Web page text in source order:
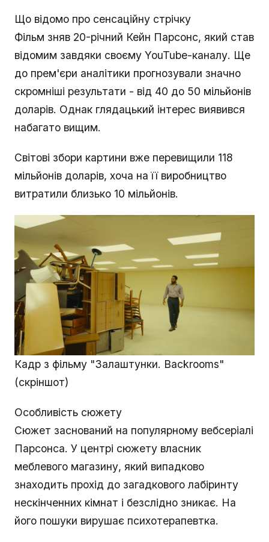
Що відомо про сенсаційну стрічку
Фільм зняв 20-річний Кейн Парсонс, який став
відомим завдяки своєму YouTube-каналу. Ще
до прем'єри аналітики прогнозували значно
скромніші результати - від 40 до 50 мільйонів
доларів. Однак глядацький інтерес виявився
набагато вищим.
Світові збори картини вже перевищили 118
мільйонів доларів, хоча на її виробництво
витратили близько 10 мільйонів.
Кадр з фільму "Залаштунки. Backrooms"
(скріншот)
Особливість сюжету
Сюжет заснований на популярному вебсеріалі
Парсонса. У центрі сюжету власник
меблевого магазину, який випадково
знаходить прохід до загадкового лабіринту
нескінченних кімнат і безслідно зникає. На
його пошуки вирушає психотерапевтка.